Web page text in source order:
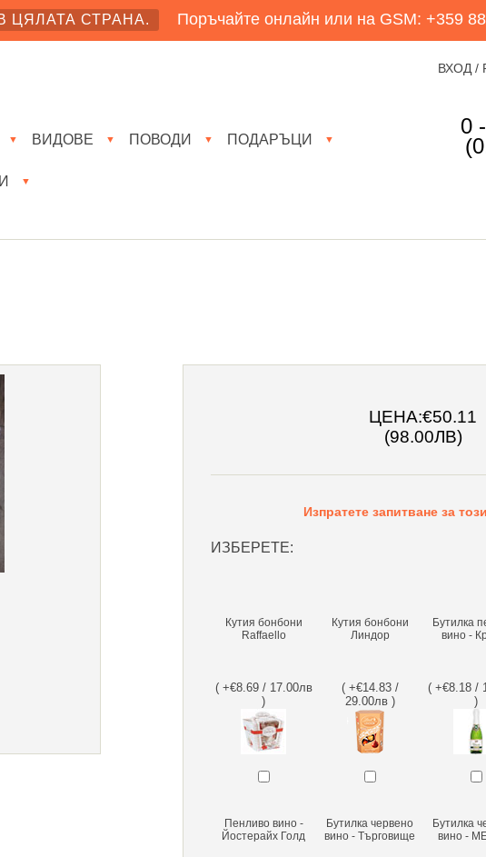
ЦЯЛАТА СТРАНА. Поръчайте онлайн или на GSM: +359
▼ ВИДОВЕ ▼ ПОВОДИ ▼ ПОДАРЪЦИ ▼
▼
ВХОД /
0
ЦЕНА:€50.11
(98.00ЛВ)
Изпратете запитване за
ИЗБЕРЕТЕ:
Кутия бонбони
Raffaello
( +€8.69 / 17.00лв
)
Кутия бонбони
Линдор
( +€14.83 /
29.00лв )
Бутилка
вино -
( +€8.18 /
)
Пенливо вино -
Йостерайх Голд
Бутилка червено
вино - Търговище
Бутилка
вино -